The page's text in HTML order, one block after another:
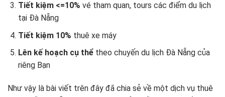
Tiết kiệm <=10% vé tham quan, tours các điểm du lịch
tại Đà Nẵng
Tiết kiệm 10% thuê xe máy
Lên kế hoạch cụ thể theo chuyến du lịch Đà Nẵng của
riêng Bạn
Như vậy là bài viết trên đây đã chia sẻ về một dịch vụ thuê